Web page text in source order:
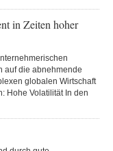
in Zeiten hoher
auf die abnehmende
globalen Wirtschaft
Hohe Volatilität In den